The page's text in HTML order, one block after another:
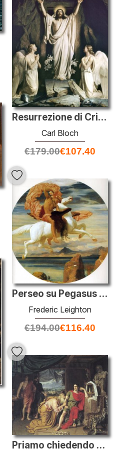
Resurrezione di Cristo
Carl Bloch
€179.00€107.40
Perseo su Pegasus per accelerare l'salvataggio di Andromeda
Frederic Leighton
€194.00€116.40
Priamo chiedendo Achille per il corpo di Ettore